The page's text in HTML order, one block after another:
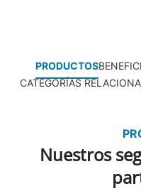
PRODUCTOS
CATEGORÍAS
Nuestros